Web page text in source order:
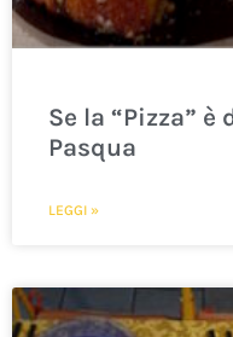
Se la “Pizza”
Pasqua
LEGGI »